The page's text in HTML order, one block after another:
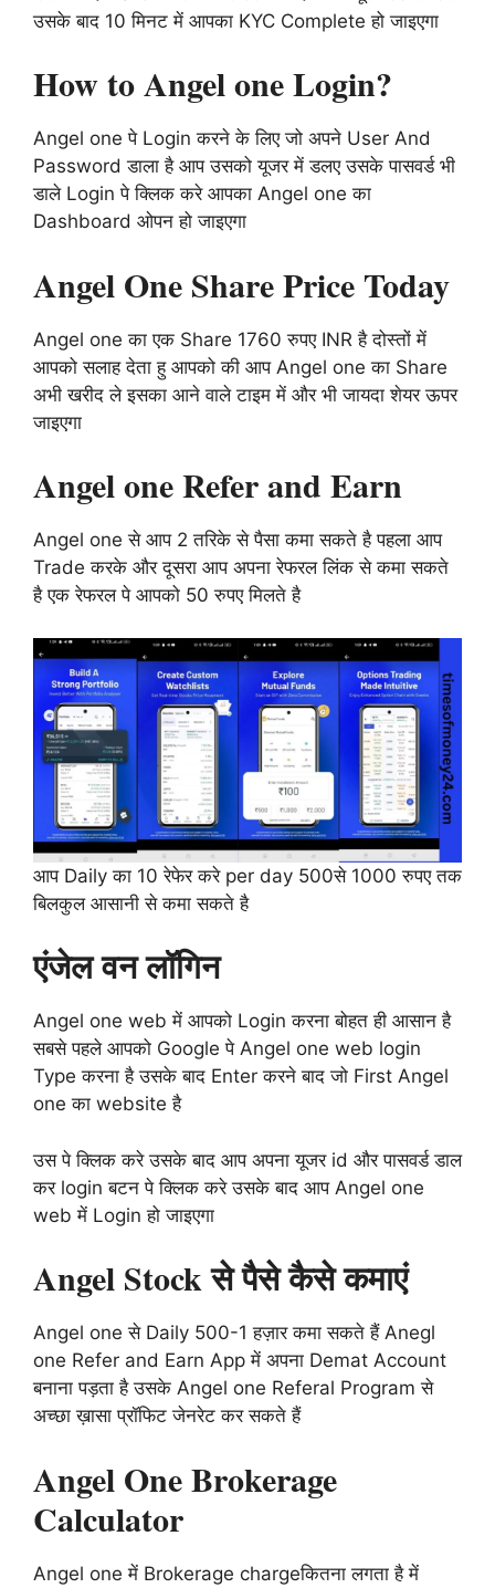
उसके बाद 10 मिनट में आपका KYC Complete हो जाइएगा
How to Angel one Login?
Angel one पे Login करने के लिए जो अपने User And
Password डाला है आप उसको यूजर में डलए उसके पासवर्ड भी
डाले Login पे क्लिक करे आपका Angel one का
Dashboard ओपन हो जाइएगा
Angel One Share Price Today
Angel one का एक Share 1760 रुपए INR है दोस्तों में
आपको सलाह देता हु आपको की आप Angel one का Share
अभी खरीद ले इसका आने वाले टाइम में और भी जायदा शेयर ऊपर
जाइएगा
Angel one Refer and Earn
Angel one से आप 2 तरिके से पैसा कमा सकते है पहला आप
Trade करके और दूसरा आप अपना रेफरल लिंक से कमा सकते
है एक रेफरल पे आपको 50 रुपए मिलते है
आप Daily का 10 रेफेर करे per day 500से 1000 रुपए तक
बिलकुल आसानी से कमा सकते है
एंजेल वन लॉगिन
Angel one web में आपको Login करना बोहत ही आसान है
सबसे पहले आपको Google पे Angel one web login
Type करना है उसके बाद Enter करने बाद जो First Angel
one का website है
उस पे क्लिक करे उसके बाद आप अपना यूजर id और पासवर्ड डाल
कर login बटन पे क्लिक करे उसके बाद आप Angel one
web में Login हो जाइएगा
Angel Stock से पैसे कैसे कमाएं
Angel one से Daily 500-1 हज़ार कमा सकते हैं Anegl
one Refer and Earn App में अपना Demat Account
बनाना पड़ता है उसके Angel one Referal Program से
अच्छा ख़ासा प्रॉफिट जेनरेट कर सकते हैं
Angel One Brokerage
Calculator
Angel one में Brokerage chargeकितना लगता है में